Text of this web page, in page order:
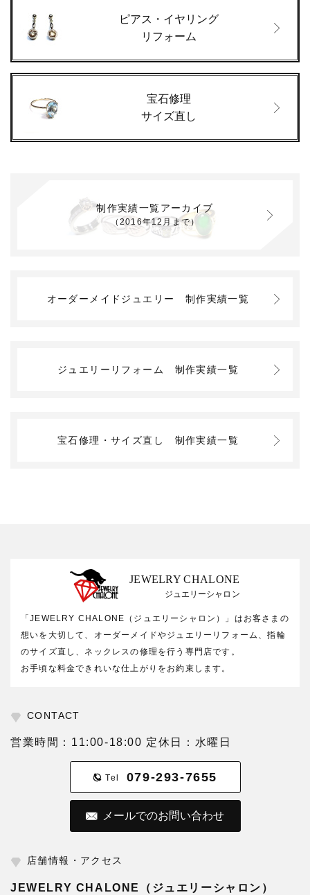
ピアス・イヤリング
リフォーム
宝石修理
サイズ直し
制作実績一覧アーカイブ
（2016年12月まで）
オーダーメイドジュエリー 制作実績一覧
ジュエリーリフォーム 制作実績一覧
宝石修理・サイズ直し 制作実績一覧
JEWELRY CHALONE
ジュエリーシャロン
「JEWELRY CHALONE（ジュエリーシャロン）」はお客さまの
想いを大切して、オーダーメイドやジュエリーリフォーム、指輪
のサイズ直し、ネックレスの修理を行う専門店です。
お手頃な料金できれいな仕上がりをお約束します。
CONTACT
営業時間：11:00-18:00 定休日：水曜日
Tel 079-293-7655
メールでのお問い合わせ
店舗情報・アクセス
JEWELRY CHALONE（ジュエリーシャロン）